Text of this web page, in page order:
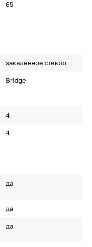
65
закаленное стекло
Bridge
4
4
да
да
да